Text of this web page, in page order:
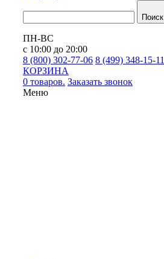
Поиск
ПН-ВС
с 10:00 до 20:00
8 (800) 302-77-06 8 (499) 348-15-11
КОРЗИНА
0 товаров. Заказать звонок
Меню